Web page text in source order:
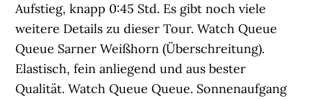
Aufstieg, knapp 0:45 Std. Es gibt noch viele
weitere Details zu dieser Tour. Watch Queue
Queue Sarner Weißhorn (Überschreitung).
Elastisch, fein anliegend und aus bester
Qualität. Watch Queue Queue. Sonnenaufgang